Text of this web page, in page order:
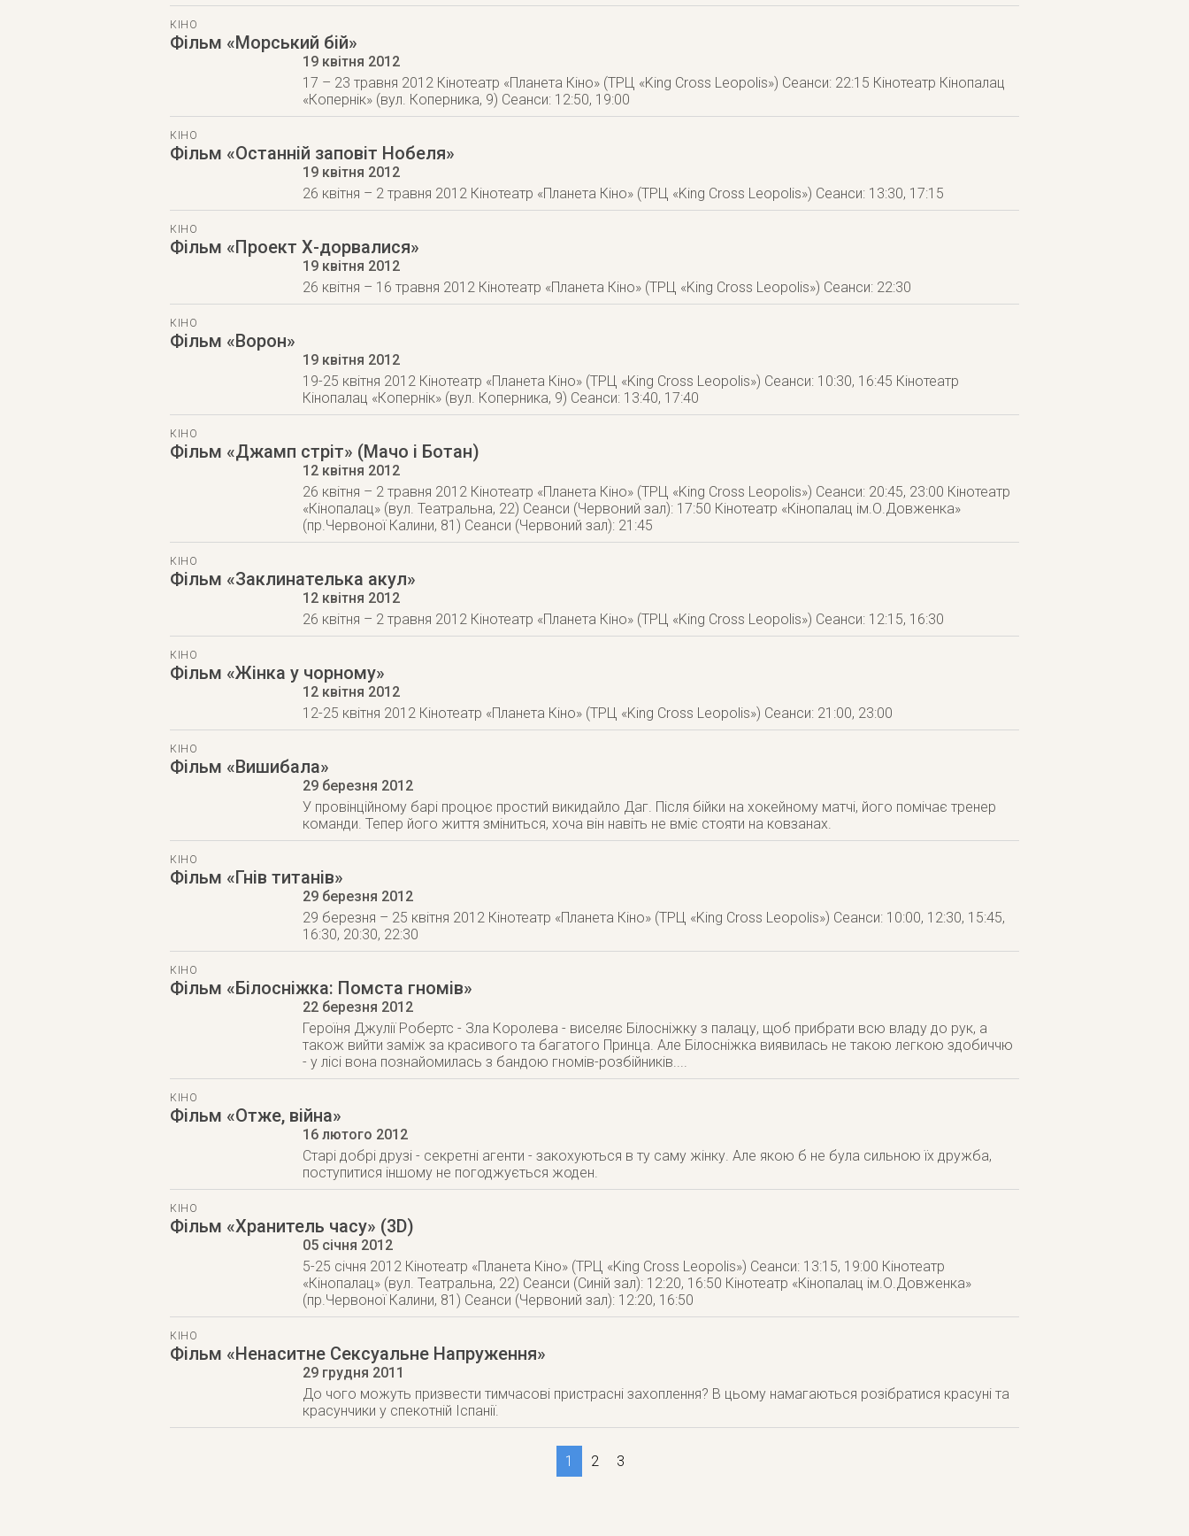
КІНО
Фільм «Морський бій»
19 квітня 2012
17 – 23 травня 2012 Кінотеатр «Планета Кіно» (ТРЦ «King Cross Leopolis») Сеанси: 22:15 Кінотеатр Кінопалац
«Копернік» (вул. Коперника, 9) Сеанси: 12:50, 19:00
КІНО
Фільм «Останній заповіт Нобеля»
19 квітня 2012
26 квітня – 2 травня 2012 Кінотеатр «Планета Кіно» (ТРЦ «King Cross Leopolis») Сеанси: 13:30, 17:15
КІНО
Фільм «Проект Х-дорвалися»
19 квітня 2012
26 квітня – 16 травня 2012 Кінотеатр «Планета Кіно» (ТРЦ «King Cross Leopolis») Сеанси: 22:30
КІНО
Фільм «Ворон»
19 квітня 2012
19-25 квітня 2012 Кінотеатр «Планета Кіно» (ТРЦ «King Cross Leopolis») Сеанси: 10:30, 16:45 Кінотеатр
Кінопалац «Копернік» (вул. Коперника, 9) Сеанси: 13:40, 17:40
КІНО
Фільм «Джамп стріт» (Мачо і Ботан)
12 квітня 2012
26 квітня – 2 травня 2012 Кінотеатр «Планета Кіно» (ТРЦ «King Cross Leopolis») Сеанси: 20:45, 23:00 Кінотеатр
«Кінопалац» (вул. Театральна, 22) Сеанси (Червоний зал): 17:50 Кінотеатр «Кінопалац ім.О.Довженка»
(пр.Червоної Калини, 81) Сеанси (Червоний зал): 21:45
КІНО
Фільм «Заклинателька акул»
12 квітня 2012
26 квітня – 2 травня 2012 Кінотеатр «Планета Кіно» (ТРЦ «King Cross Leopolis») Сеанси: 12:15, 16:30
КІНО
Фільм «Жінка у чорному»
12 квітня 2012
12-25 квітня 2012 Кінотеатр «Планета Кіно» (ТРЦ «King Cross Leopolis») Сеанси: 21:00, 23:00
КІНО
Фільм «Вишибала»
29 березня 2012
У провінційному барі процює простий викидайло Даг. Після бійки на хокейному матчі, його помічає тренер
команди. Тепер його життя зміниться, хоча він навіть не вміє стояти на ковзанах.
КІНО
Фільм «Гнів титанів»
29 березня 2012
29 березня – 25 квітня 2012 Кінотеатр «Планета Кіно» (ТРЦ «King Cross Leopolis») Сеанси: 10:00, 12:30, 15:45,
16:30, 20:30, 22:30
КІНО
Фільм «Білосніжка: Помста гномів»
22 березня 2012
Героїня Джулії Робертс - Зла Королева - виселяє Білосніжку з палацу, щоб прибрати всю владу до рук, а
також вийти заміж за красивого та багатого Принца. Але Білосніжка виявилась не такою легкою здобиччю
- у лісі вона познайомилась з бандою гномів-розбійників....
КІНО
Фільм «Отже, війна»
16 лютого 2012
Старі добрі друзі - секретні агенти - закохуються в ту саму жінку. Але якою б не була сильною їх дружба,
поступитися іншому не погоджується жоден.
КІНО
Фільм «Хранитель часу» (3D)
05 січня 2012
5-25 січня 2012 Кінотеатр «Планета Кіно» (ТРЦ «King Cross Leopolis») Сеанси: 13:15, 19:00 Кінотеатр
«Кінопалац» (вул. Театральна, 22) Сеанси (Синій зал): 12:20, 16:50 Кінотеатр «Кінопалац ім.О.Довженка»
(пр.Червоної Калини, 81) Сеанси (Червоний зал): 12:20, 16:50
КІНО
Фільм «Ненаситне Сексуальне Напруження»
29 грудня 2011
До чого можуть призвести тимчасові пристрасні захоплення? В цьому намагаються розібратися красуні та
красунчики у спекотній Іспанії.
1 2 3